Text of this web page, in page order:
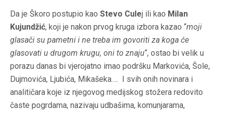
Da je Škoro postupio kao Stevo Culej ili kao Milan
Kujundžić, koji je nakon prvog kruga izbora kazao “moji
glasači su pametni i ne treba im govoriti za koga će
glasovati u drugom krugu, oni to znaju“, ostao bi velik u
porazu danas bi vjerojatno imao podršku Markovića, Šole,
Dujmovića, Ljubića, Mikašeka…. I svih onih novinara i
analitičara koje iz njegovog medijskog stožera redovito
časte pogrdama, nazivaju udbašima, komunjarama,